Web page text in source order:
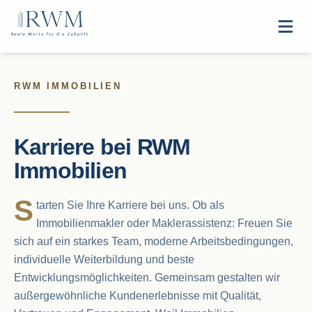
RWM IMMOBILIEN
Karriere bei RWM
Immobilien
S tarten Sie Ihre Karriere bei uns. Ob als
Immobilienmakler oder Maklerassistenz: Freuen Sie
sich auf ein starkes Team, moderne Arbeitsbedingungen,
individuelle Weiterbildung und beste
Entwicklungsmöglichkeiten. Gemeinsam gestalten wir
außergewöhnliche Kundenerlebnisse mit Qualität,